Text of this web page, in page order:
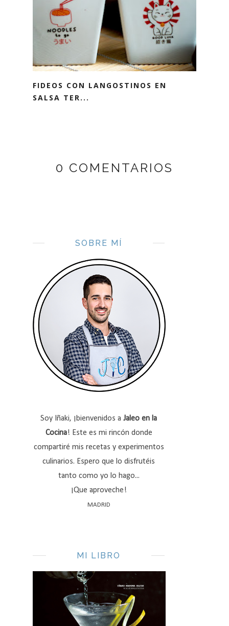
FIDEOS CON LANGOSTINOS EN
SALSA TER...
0 COMENTARIOS
SOBRE MÍ
Soy Iñaki, ¡bienvenidos a Jaleo en la
Cocina! Este es mi rincón donde
compartiré mis recetas y experimentos
culinarios. Espero que lo disfrutéis
tanto como yo lo hago...
¡Que aproveche!
MADRID
MI LIBRO